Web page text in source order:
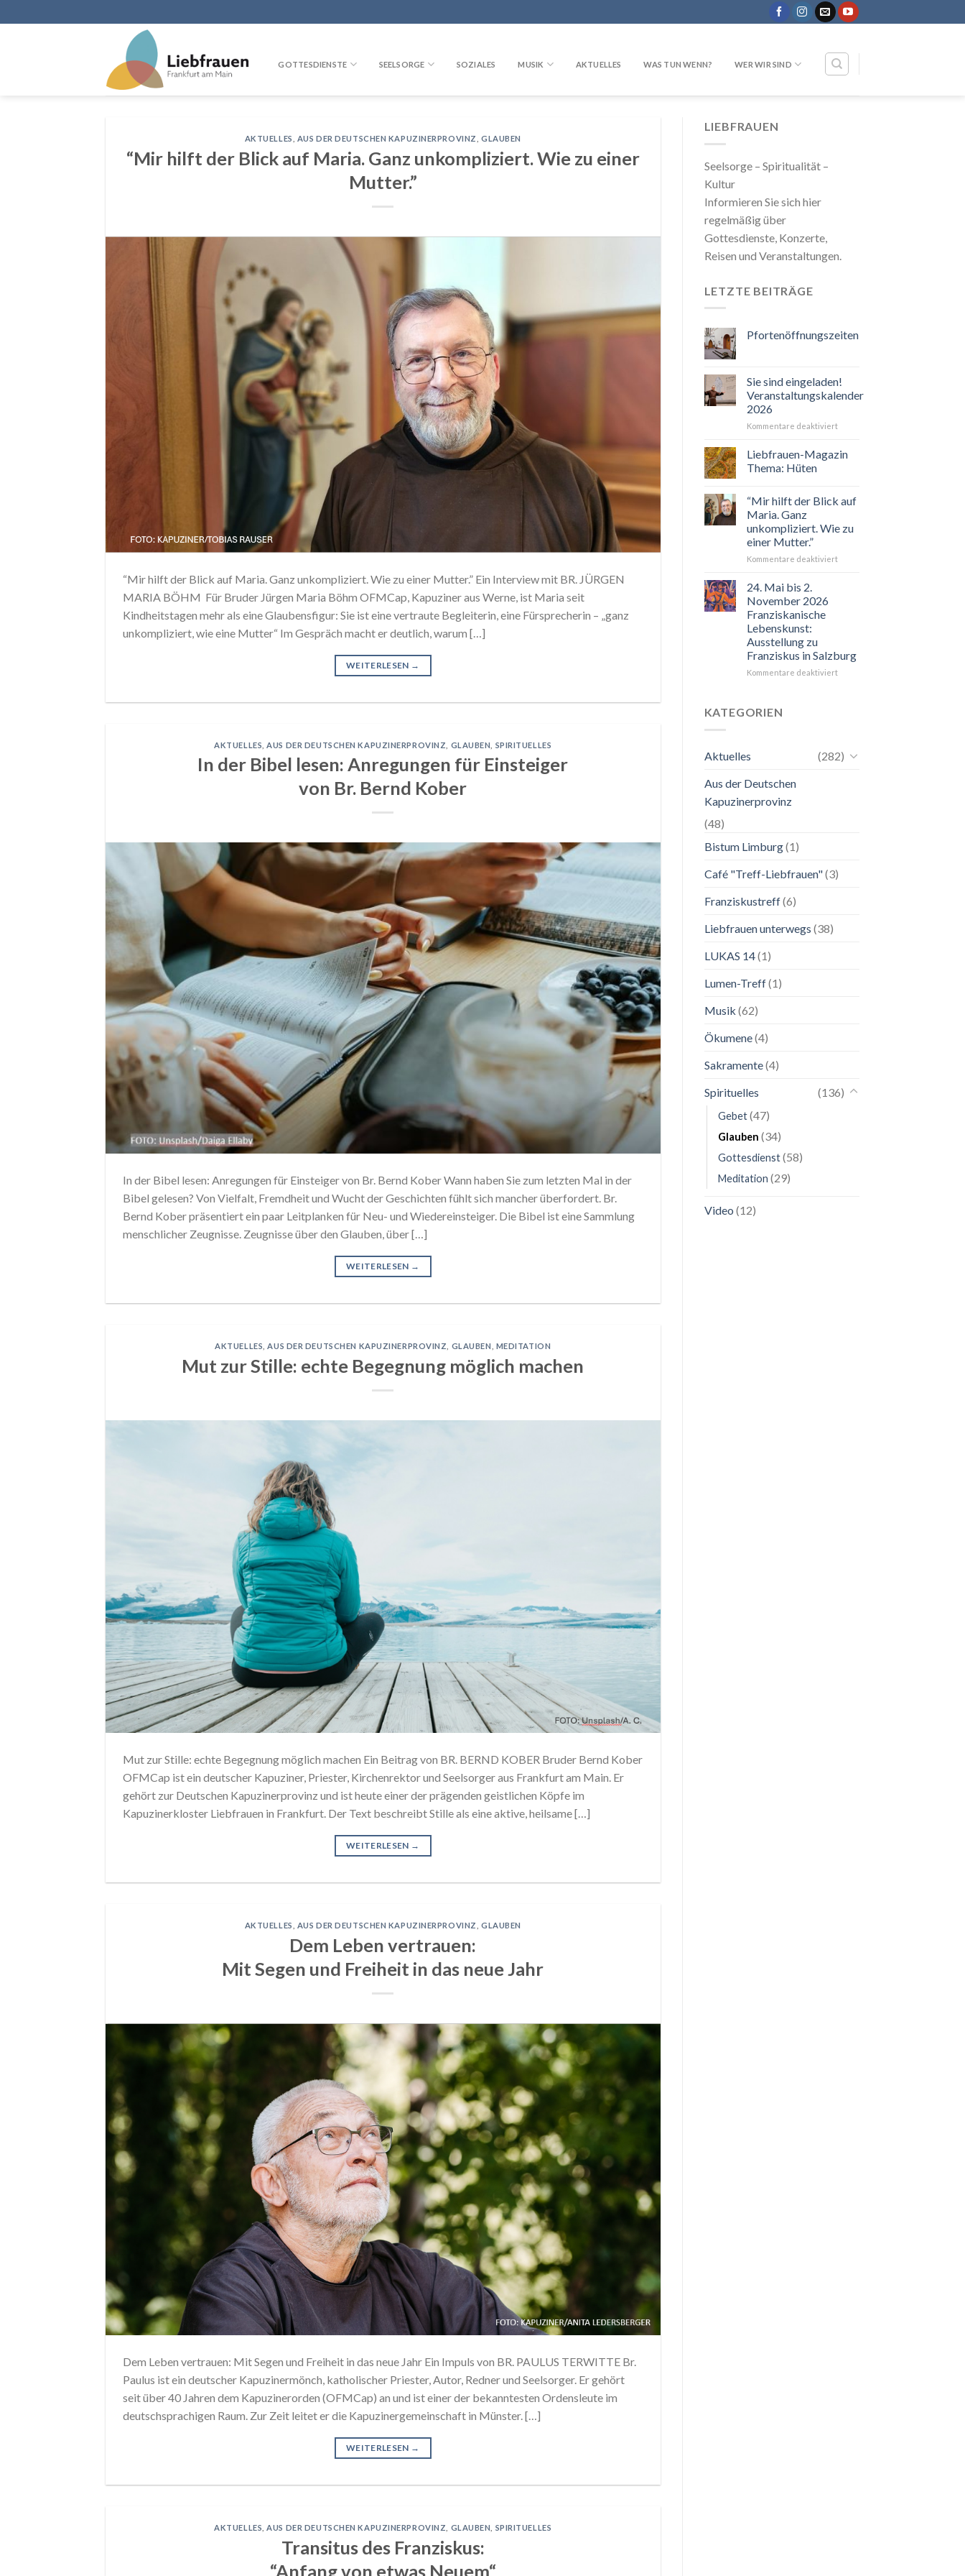
to
GOTTESDIENSTE SEELSORGE SOZIALES MUSIK AKTUELLES WAS TUN WENN? WER WIR SIND
AKTUELLES AUS DER DEUTSCHEN KAPUZINERPROVINZ GLAUBEN
“Mir hilft der Blick auf Maria. Ganz unkompliziert. Wie zu einer
Mutter.”
“Mir hilft der Blick auf Maria. Ganz unkompliziert. Wie zu einer Mutter.” Ein Interview mit BR. JÜRGEN
MARIA BÖHM Für Bruder Jürgen Maria Böhm OFMCap, Kapuziner aus Werne, ist Maria seit
Kindheitstagen mehr als eine Glaubensfigur: Sie ist eine vertraute Begleiterin, eine Fürsprecherin – „ganz
unkompliziert, wie eine Mutter“ Im Gespräch macht er deutlich, warum […]
WEITERLESEN →
AKTUELLES ,AUS DER DEUTSCHEN KAPUZINERPROVINZ GLAUBEN SPIRITUELLES
In der Bibel lesen: Anregungen für Einsteiger
von Br. Bernd Kober
In der Bibel lesen: Anregungen für Einsteiger von Br. Bernd Kober Wann haben Sie zum letzten Mal in der
Bibel gelesen? Von Vielfalt, Fremdheit und Wucht der Geschichten fühlt sich mancher überfordert. Br.
Bernd Kober präsentiert ein paar Leitplanken für Neu- und Wiedereinsteiger. Die Bibel ist eine Sammlung
menschlicher Zeugnisse. Zeugnisse über den Glauben, über […]
WEITERLESEN →
AKTUELLES ,AUS DER DEUTSCHEN KAPUZINERPROVINZ GLAUBEN MEDITATION
Mut zur Stille: echte Begegnung möglich machen
Mut zur Stille: echte Begegnung möglich machen Ein Beitrag von BR. BERND KOBER Bruder Bernd Kober
OFMCap ist ein deutscher Kapuziner, Priester, Kirchenrektor und Seelsorger aus Frankfurt am Main. Er
gehört zur Deutschen Kapuzinerprovinz und ist heute einer der prägenden geistlichen Köpfe im
Kapuzinerkloster Liebfrauen in Frankfurt. Der Text beschreibt Stille als eine aktive, heilsame […]
WEITERLESEN →
AKTUELLES AUS DER DEUTSCHEN KAPUZINERPROVINZ GLAUBEN
Dem Leben vertrauen:
Mit Segen und Freiheit in das neue Jahr
Dem Leben vertrauen: Mit Segen und Freiheit in das neue Jahr Ein Impuls von BR. PAULUS TERWITTE Br.
Paulus ist ein deutscher Kapuzinermönch, katholischer Priester, Autor, Redner und Seelsorger. Er gehört
seit über 40 Jahren dem Kapuzinerorden (OFMCap) an und ist einer der bekanntesten Ordensleute im
deutschsprachigen Raum. Zur Zeit leitet er die Kapuzinergemeinschaft in Münster. […]
WEITERLESEN →
AKTUELLES ,AUS DER DEUTSCHEN KAPUZINERPROVINZ GLAUBEN SPIRITUELLES
Transitus des Franziskus:
“Anfang von etwas Neuem“
LIEBFRAUEN
Seelsorge – Spiritualität –
Kultur
Informieren Sie sich hier
regelmäßig über
Gottesdienste, Konzerte,
Reisen und Veranstaltungen.
LETZTE BEITRÄGE
Pfortenöffnungszeiten
Sie sind eingeladen!
Veranstaltungskalender
2026
Kommentare deaktiviertfür
sind
Liebfrauen-Magazin
Thema: Hüten
“Mir hilft der Blick auf
Maria. Ganz
unkompliziert. Wie zu
einer Mutter.”
Kommentare deaktiviertfür
unkompliziert.
24. Mai bis 2.
November 2026
Franziskanische
Lebenskunst:
Ausstellung zu
Franziskus in Salzburg
Kommentare deaktiviertfür
Franziskanische
KATEGORIEN
Aktuelles
(282)
Aus der Deutschen
Kapuzinerprovinz
(48)
Bistum Limburg(1)
Café "Treff-Liebfrauen"(3)
Franziskustreff(6)
Liebfrauen unterwegs (38)
LUKAS 14(1)
Lumen-Treff(1)
Musik (62)
Ökumene(4)
Sakramente(4)
Spirituelles
(136)
Gebet(47)
Glauben (34)
Gottesdienst(58)
Meditation (29)
Video (12)